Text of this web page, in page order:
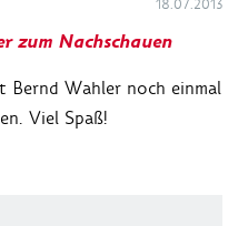
18.07.2013
zum Nachschauen
Bernd Wahler noch einmal
Viel Spaß!